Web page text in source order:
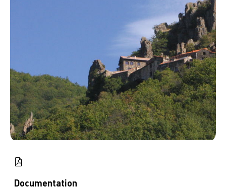
Documentation